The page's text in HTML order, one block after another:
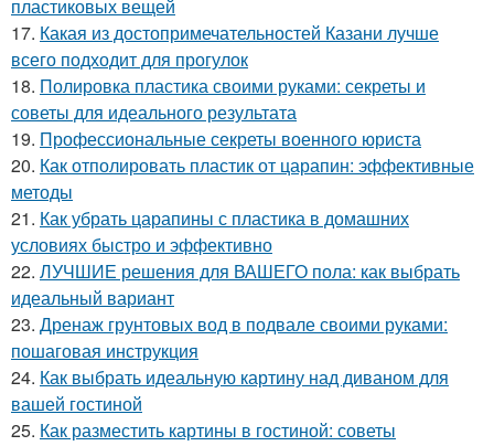
пластиковых вещей
17. Какая из достопримечательностей Казани лучше
всего подходит для прогулок
18. Полировка пластика своими руками: секреты и
советы для идеального результата
19. Профессиональные секреты военного юриста
20. Как отполировать пластик от царапин: эффективные
методы
21. Как убрать царапины с пластика в домашних
условиях быстро и эффективно
22. ЛУЧШИЕ решения для ВАШЕГО пола: как выбрать
идеальный вариант
23. Дренаж грунтовых вод в подвале своими руками:
пошаговая инструкция
24. Как выбрать идеальную картину над диваном для
вашей гостиной
25. Как разместить картины в гостиной: советы